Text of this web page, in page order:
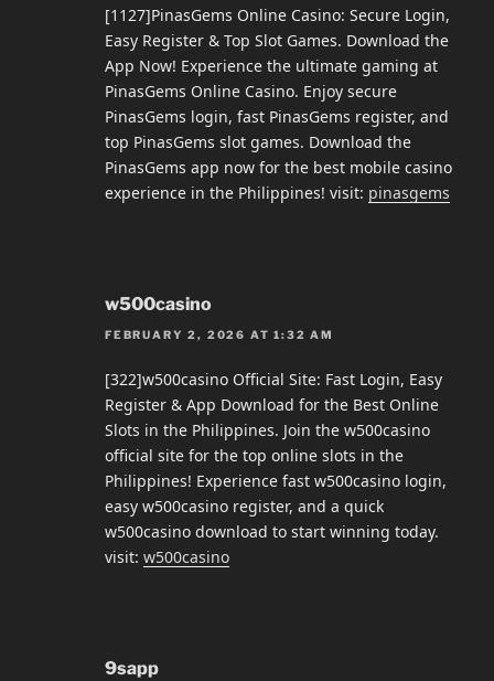
[1127]PinasGems Online Casino: Secure Login,
Easy Register & Top Slot Games. Download the
App Now! Experience the ultimate gaming at
PinasGems Online Casino. Enjoy secure
PinasGems login, fast PinasGems register, and
top PinasGems slot games. Download the
PinasGems app now for the best mobile casino
experience in the Philippines! visit: pinasgems
w500casino
FEBRUARY 2, 2026 AT 1:32 AM
[322]w500casino Official Site: Fast Login, Easy
Register & App Download for the Best Online
Slots in the Philippines. Join the w500casino
official site for the top online slots in the
Philippines! Experience fast w500casino login,
easy w500casino register, and a quick
w500casino download to start winning today.
visit: w500casino
9sapp